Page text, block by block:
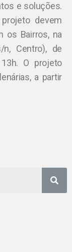
e soluções.
devem
os Bairros, na
n, Centro), de
O projeto
a partir